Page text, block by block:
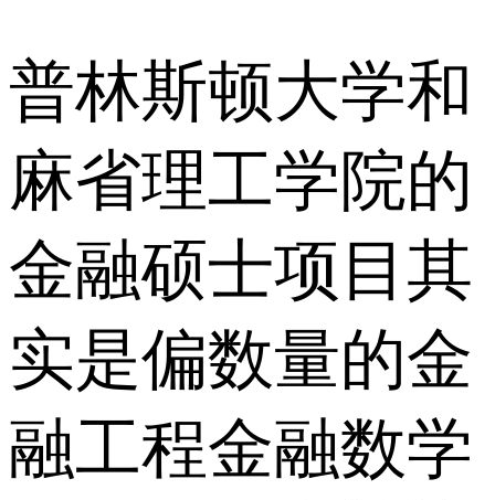
普林斯顿大学和
麻省理工学院的
金融硕士项目其
实是偏数量的金
融工程金融数学